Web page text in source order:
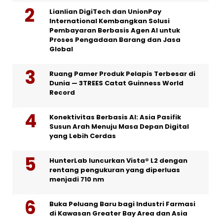
Lianlian DigiTech dan UnionPay
International Kembangkan Solusi
Pembayaran Berbasis Agen AI untuk
Proses Pengadaan Barang dan Jasa
Global
Ruang Pamer Produk Pelapis Terbesar di
Dunia — 3TREES Catat Guinness World
Record
Konektivitas Berbasis AI: Asia Pasifik
Susun Arah Menuju Masa Depan Digital
yang Lebih Cerdas
HunterLab luncurkan Vista® L2 dengan
rentang pengukuran yang diperluas
menjadi 710 nm
Buka Peluang Baru bagi Industri Farmasi
di Kawasan Greater Bay Area dan Asia